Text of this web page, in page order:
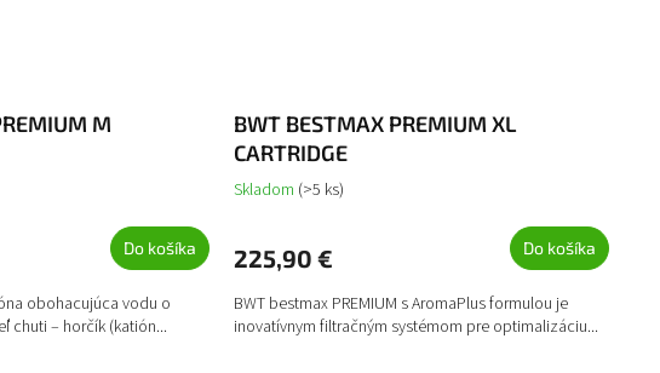
M
Do košíka
obohacujúca vodu o
chuti – horčík (katión...
BWT BESTMAX PREMIUM XL
CARTRIDGE
Skladom (>5 ks)
225,90 € Do košíka
BWT bestmax PREMIUM s AromaPlus formulou je
inovatívnym filtračným systémom pre optimalizáciu...